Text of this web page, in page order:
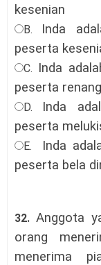
kesenian
B. Inda
peserta
C. Inda
peserta renang
D. Inda
peserta
E. Inda
peserta bela
32. Anggota
orang
menerima